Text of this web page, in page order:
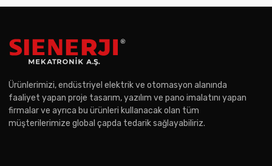
Ürünlerimizi, endüstriyel elektrik ve otomasyon alanında
faaliyet yapan proje tasarım, yazılım ve pano imalatını yapan
firmalar ve ayrıca bu ürünleri kullanacak olan tüm
müşterilerimize global çapda tedarik sağlayabiliriz.